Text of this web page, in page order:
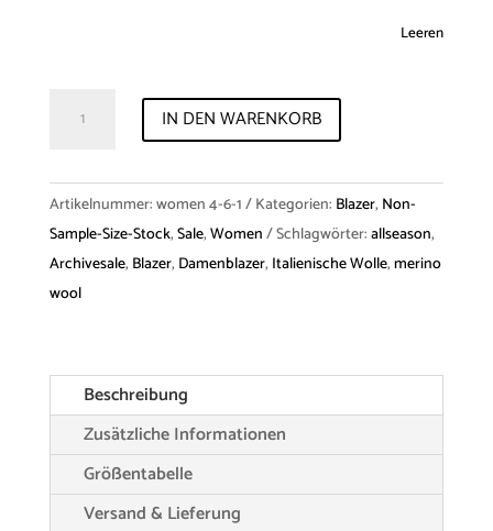
Leeren
"Alma"
Merino
Menge
IN DEN WARENKORB
Artikelnummer:women 4-6-1 Kategorien: Blazer, Non-
Sample-Size-Stock,Sale,Women Schlagwörter:allseason,
Archivesale, Blazer, Damenblazer, Italienische Wolle,merino
wool
Beschreibung
Zusätzliche Informationen
Größentabelle
Versand & Lieferung